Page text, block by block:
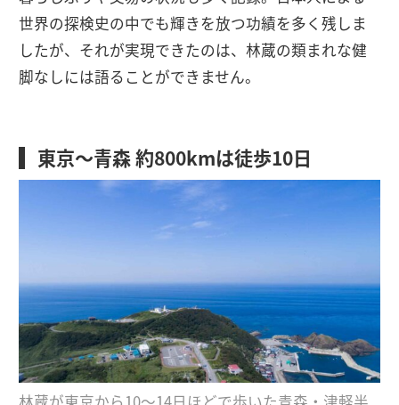
世界の探検史の中でも輝きを放つ功績を多く残しま
したが、それが実現できたのは、林蔵の類まれな健
脚なしには語ることができません。
東京〜青森 約800kmは徒歩10日